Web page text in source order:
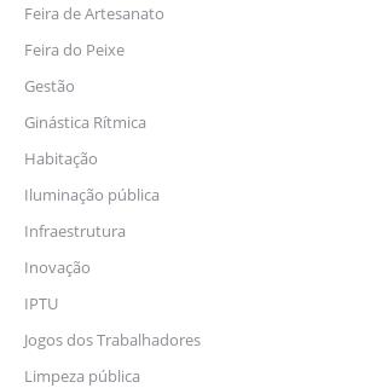
Feira de Artesanato
Feira do Peixe
Gestão
Ginástica Rítmica
Habitação
Iluminação pública
Infraestrutura
Inovação
IPTU
Jogos dos Trabalhadores
Limpeza pública